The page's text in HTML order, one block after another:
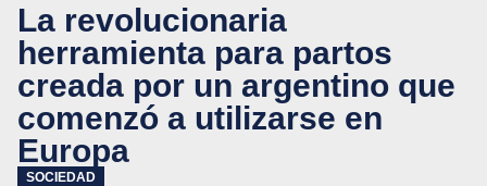
La revolucionaria
herramienta para partos
creada por un argentino que
comenzó a utilizarse en
Europa
SOCIEDAD